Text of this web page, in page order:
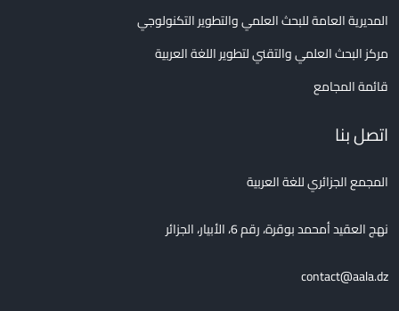
المديرية العامة للبحث العلمي والتطوير التكنولوجي
مركز البحث العلمي والتقني لتطوير اللغة العربية
قائمة المجامع
اتصل بنا
المجمع الجزائري للغة العربية
نهج العقيد أمحمد بوقرة، رقم 6، الأبيار، الجزائر
contact@aala.dz